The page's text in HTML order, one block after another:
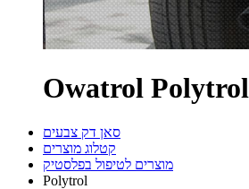
Owatrol Polytrol
סאן דק צבעים
קטלוג מוצרים
מוצרים לטיפול בפלסטיק
Polytrol